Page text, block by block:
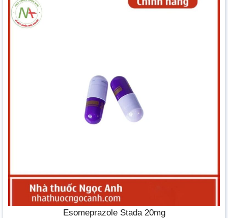
Esomeprazole Stada 20mg